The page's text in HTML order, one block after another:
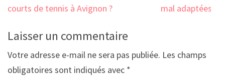
courts de tennis à Avignon ?
mal adaptées ?
Laisser un commentaire
Votre adresse e-mail ne sera pas publiée. Les champs
obligatoires sont indiqués avec *